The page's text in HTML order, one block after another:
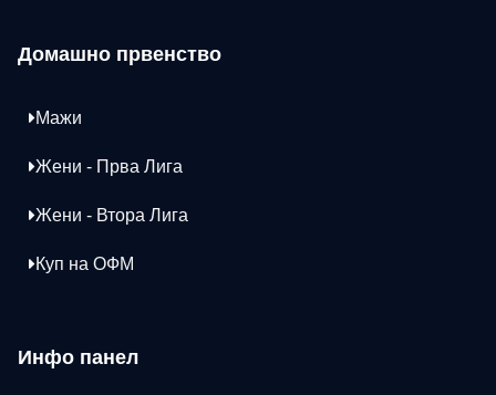
Домашно првенство
Мажи
Жени - Прва Лига
Жени - Втора Лига
Куп на ОФМ
Инфо панел